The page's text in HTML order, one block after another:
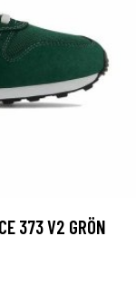
373 V2 GRÖN